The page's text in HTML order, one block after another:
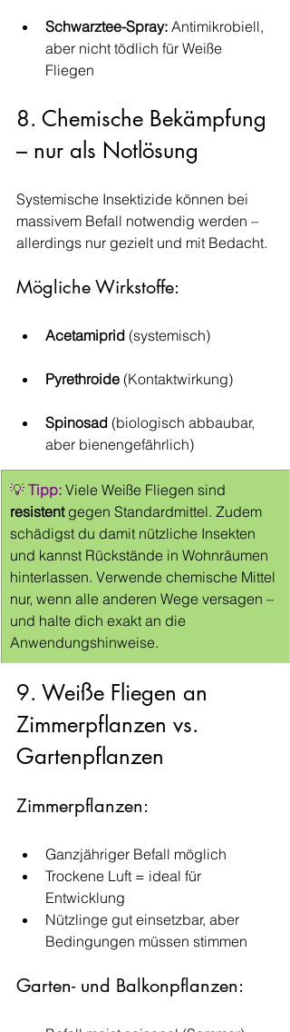
Schwarztee-Spray: Antimikrobiell,
aber nicht tödlich für Weiße
Fliegen
8. Chemische Bekämpfung
– nur als Notlösung
Systemische Insektizide können bei
massivem Befall notwendig werden –
allerdings nur gezielt und mit Bedacht.
Mögliche Wirkstoffe:
Acetamiprid (systemisch)
Pyrethroide (Kontaktwirkung)
Spinosad (biologisch abbaubar,
aber bienengefährlich)
💡 Tipp: Viele Weiße Fliegen sind
resistent gegen Standardmittel. Zudem
schädigst du damit nützliche Insekten
und kannst Rückstände in Wohnräumen
hinterlassen. Verwende chemische Mittel
nur, wenn alle anderen Wege versagen –
und halte dich exakt an die
Anwendungshinweise.
9. Weiße Fliegen an
Zimmerpflanzen vs.
Gartenpflanzen
Zimmerpflanzen:
Ganzjähriger Befall möglich
Trockene Luft = ideal für
Entwicklung
Nützlinge gut einsetzbar, aber
Bedingungen müssen stimmen
Garten- und Balkonpflanzen: